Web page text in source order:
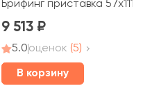
Дин-Р
Брифинг приставка
9 513
5.0оценок (5)
В корзину